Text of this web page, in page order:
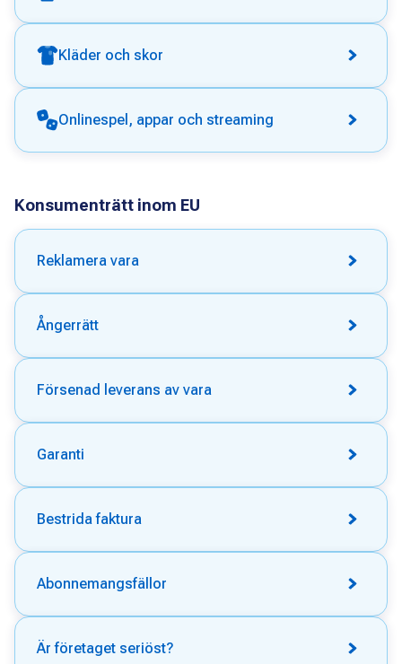
Kläder och skor
Onlinespel, appar och streaming
Konsumenträtt inom EU
Reklamera vara
Ångerrätt
Försenad leverans av vara
Garanti
Bestrida faktura
Abonnemangsfällor
Är företaget seriöst?